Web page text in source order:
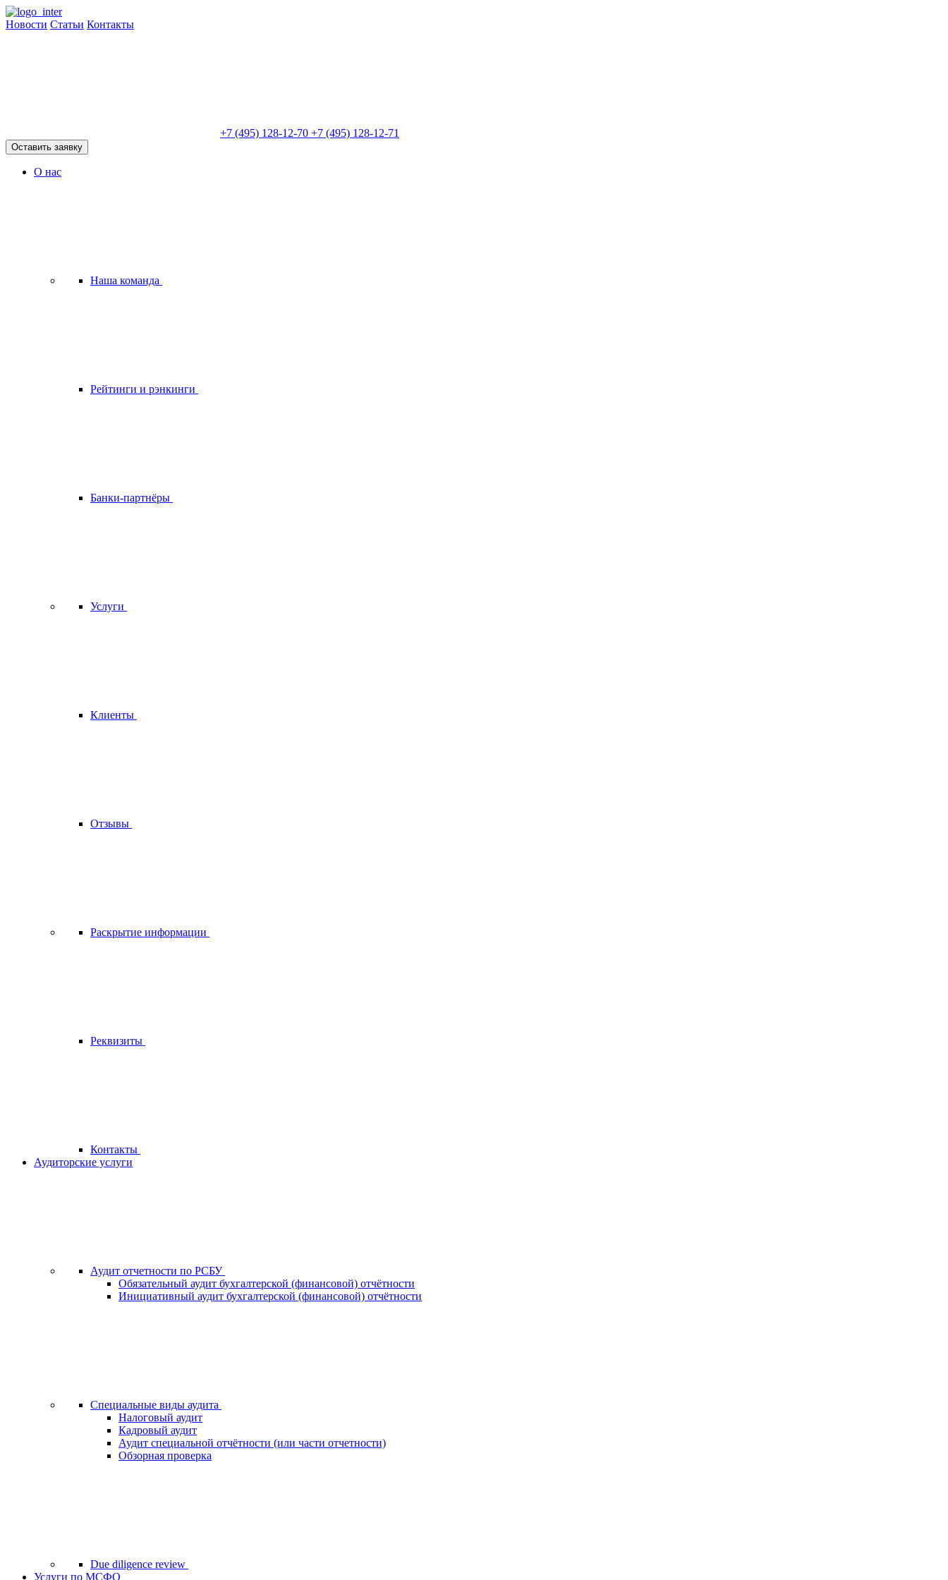
Новости Статьи Контакты
+7 (495) 128-12-70 +7 (495) 128-12-71
Оставить заявку
О нас
Наша команда
Рейтинги и рэнкинги
Банки-партнёры
Услуги
Клиенты
Отзывы
Раскрытие информации
Реквизиты
Контакты
Аудиторские услуги
Аудит отчетности по РСБУ
Обязательный аудит бухгалтерской (финансовой) отчётности
Инициативный аудит бухгалтерской (финансовой) отчётности
Специальные виды аудита
Налоговый аудит
Кадровый аудит
Аудит специальной отчётности (или части отчетности)
Обзорная проверка
Due diligence review
Услуги по МСФО